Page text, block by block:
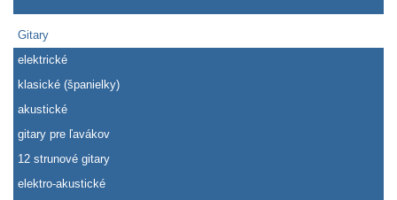
Gitary
elektrické
klasické (španielky)
akustické
gitary pre ľavákov
12 strunové gitary
elektro-akustické